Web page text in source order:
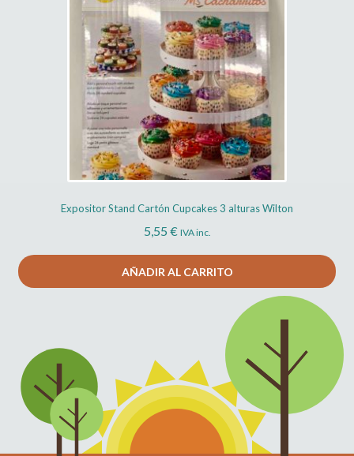
Expositor Stand Cartón Cupcakes 3 alturas Wilton
5,55€ IVA inc.
AÑADIR AL CARRITO